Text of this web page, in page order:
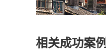
相关成功案例